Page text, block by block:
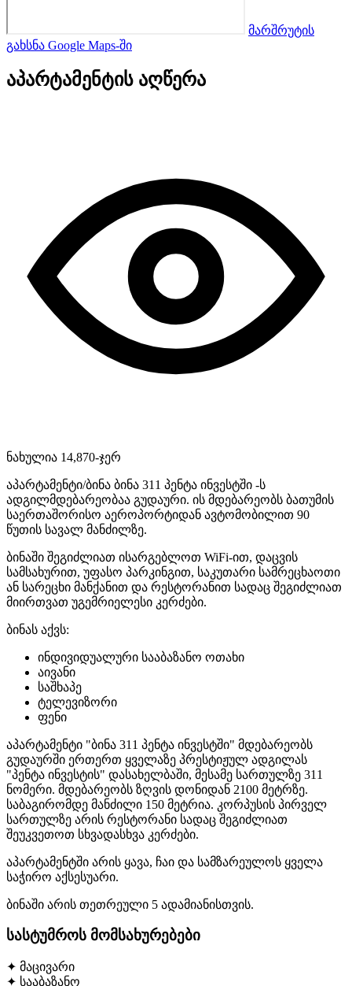
მარშრუტის
გახსნა Google Maps-ში
აპარტამენტის აღწერა
ნახულია 14,870-ჯერ
აპარტამენტი/ბინა ბინა 311 პენტა ინვესტში -ს
ადგილმდებარეობაა გუდაური. ის მდებარეობს ბათუმის
საერთაშორისო აეროპორტიდან ავტომობილით 90
წუთის სავალ მანძილზე.
ბინაში შეგიძლიათ ისარგებლოთ WiFi-ით, დაცვის
სამსახურით, უფასო პარკინგით, საკუთარი სამრეცხაოთი
ან სარეცხი მანქანით და რესტორანით სადაც შეგიძლიათ
მიირთვათ უგემრიელესი კერძები.
ბინას აქვს:
ინდივიდუალური სააბაზანო ოთახი
აივანი
საშხაპე
ტელევიზორი
ფენი
აპარტამენტი "ბინა 311 პენტა ინვესტში" მდებარეობს
გუდაურში ერთერთ ყველაზე პრესტიჟულ ადგილას
"პენტა ინვესტის" დასახელბაში, მესამე სართულზე 311
ნომერი. მდებარეობს ზღვის დონიდან 2100 მეტრზე.
საბაგირომდე მანძილი 150 მეტრია. კორპუსის პირველ
სართულზე არის რესტორანი სადაც შეგიძლიათ
შეუკვეთოთ სხვადასხვა კერძები.
აპარტამენტში არის ყავა, ჩაი და სამზარეულოს ყველა
საჭირო აქსესუარი.
ბინაში არის თეთრეული 5 ადამიანისთვის.
სასტუმროს მომსახურებები
✦ მაცივარი
✦ სააბაზანო